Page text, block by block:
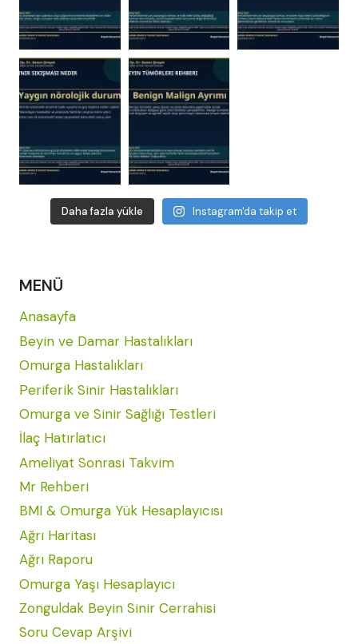
Daha fazla yükle Instagram'da takip et
MENÜ
Anasayfa
Beyin ve Damar Hastalıkları
Omurga Hastalıkları
Periferik Sinir Hastalıkları
Omurga ve Sinir Sağlığı Testleri
İlaç Hatırlatıcı
Ameliyat Sonrasi Takvim
Mr Rehberi
BMI & Omurga Yük Hesaplayıcısı
Ağrı Haritası
Ağrı Raporu
Omurga Yaşı Hesaplayıcı
Zonguldak Beyin Sinir Cerrahisi
Soru Cevap Arşivi